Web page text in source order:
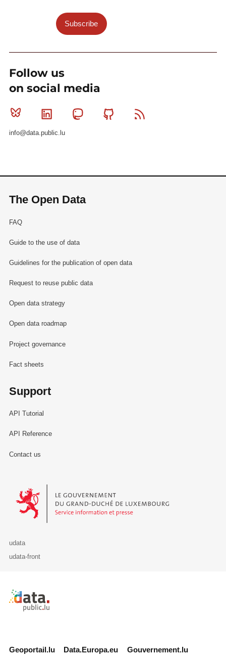
Subscribe
Follow us
on social media
Bluesky Linkedin MastodonGithub
info@data.public.lu
The Open Data
FAQ
Guide to the use of data
Guidelines for the publication of open data
Request to reuse public data
Open data strategy
Open data roadmap
Project governance
Fact sheets
Support
API Tutorial
API Reference
Contact us
Le Gouvernement du Grand-Duché de Luxembourg - Service
udata
udata-front
Retour à l'accueil de data.public.lu
Geoportail.lu Data.Europa.eu Gouvernement.lu